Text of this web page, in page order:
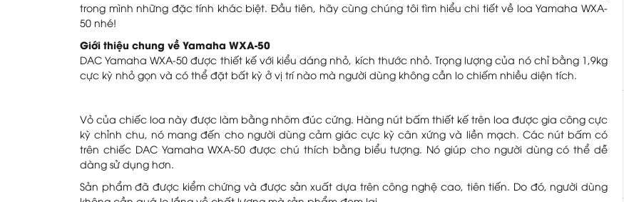
trong mình những đặc tính khác biệt. Đầu tiên, hãy cùng chúng tôi tìm hiểu chi tiết về loa Yamaha WXA-
50 nhé!
Giới thiệu chung về Yamaha WXA-50
DAC Yamaha WXA-50 được thiết kế với kiểu dáng nhỏ, kích thước nhỏ. Trọng lượng của nó chỉ bằng 1,9kg
cực kỳ nhỏ gọn và có thể đặt bất kỳ ở vị trí nào mà người dùng không cần lo chiếm nhiều diện tích.
Vỏ của chiếc loa này được làm bằng nhôm đúc cứng. Hàng nút bấm thiết kế trên loa được gia công cực
kỳ chỉnh chu, nó mang đến cho người dùng cảm giác cực kỳ cân xứng và liền mạch. Các nút bấm có
trên chiếc DAC Yamaha WXA-50 được chú thích bằng biểu tượng. Nó giúp cho người dùng có thể dễ
dàng sử dụng hơn.
Sản phẩm đã được kiểm chứng và được sản xuất dựa trên công nghệ cao, tiên tiến. Do đó, người dùng